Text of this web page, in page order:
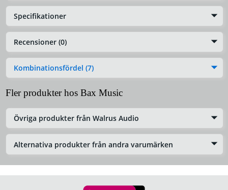
Specifikationer
Recensioner (0)
Kombinationsfördel (7)
Fler produkter hos Bax Music
Övriga produkter från Walrus Audio
Alternativa produkter från andra varumärken